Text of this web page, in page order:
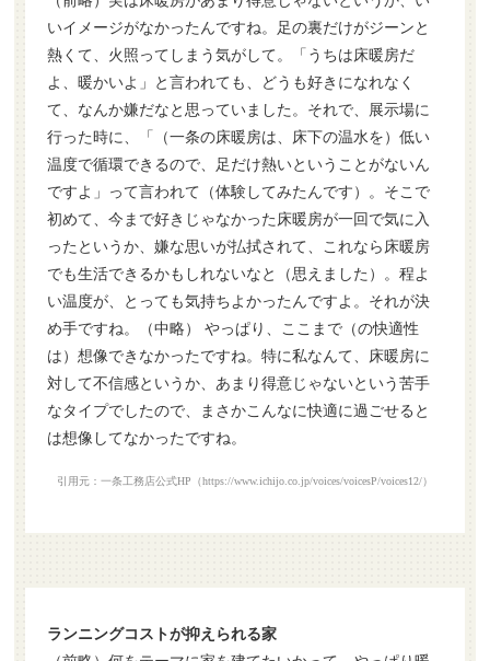
いイメージがなかったんですね。足の裏だけがジーンと
熱くて、火照ってしまう気がして。「うちは床暖房だ
よ、暖かいよ」と言われても、どうも好きになれなく
て、なんか嫌だなと思っていました。それで、展示場に
行った時に、「（一条の床暖房は、床下の温水を）低い
温度で循環できるので、足だけ熱いということがないん
ですよ」って言われて（体験してみたんです）。そこで
初めて、今まで好きじゃなかった床暖房が一回で気に入
ったというか、嫌な思いが払拭されて、これなら床暖房
でも生活できるかもしれないなと（思えました）。程よ
い温度が、とっても気持ちよかったんですよ。それが決
め手ですね。（中略） やっぱり、ここまで（の快適性
は）想像できなかったですね。特に私なんて、床暖房に
対して不信感というか、あまり得意じゃないという苦手
なタイプでしたので、まさかこんなに快適に過ごせると
は想像してなかったですね。
引用元：一条工務店公式HP（https://www.ichijo.co.jp/voices/voicesP/voices12/）
ランニングコストが抑えられる家